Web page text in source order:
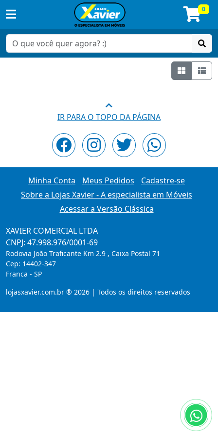
0
Grade
IR PARA O TOPO DA PÁGINA
Minha Conta Meus Pedidos
Cadastre-se
Sobre a Lojas Xavier - A especialista em Móveis
Acessar a Versão Clássica
XAVIER COMERCIAL LTDA
CNPJ: 47.998.976/0001-69
Rodovia João Traficante Km 2.9 , Caixa Postal 71
Cep: 14402-347
Franca - SP
lojasxavier.com.br ® 2026 | Todos os direitos reservados